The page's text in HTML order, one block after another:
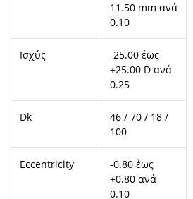
11.50 mm ανά
0.10
Ισχύς
-25.00 έως
+25.00 D ανά
0.25
Dk
46 / 70 / 18 /
100
Eccentricity
-0.80 έως
+0.80 ανά
0.10